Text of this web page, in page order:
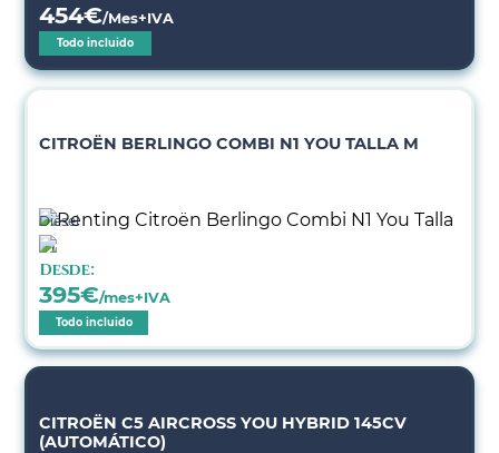
454€/Mes+IVA
Todo incluido
CITROËN BERLINGO COMBI N1 YOU TALLA M
Diésel
Desde:
395€/mes+IVA
Todo incluido
CITROËN C5 AIRCROSS YOU HYBRID 145CV
(AUTOMÁTICO)